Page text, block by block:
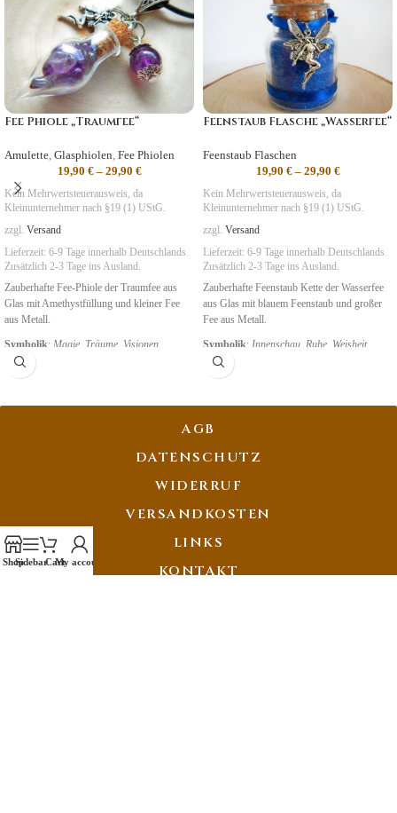
Fee Phiole „Traumfee“
Amulette, Glasphiolen, Fee Phiolen
19,90 €– 29,90 €
Kein Mehrwertsteuerausweis, da
Kleinunternehmer nach §19 (1) UStG.
zzgl. Versand
Lieferzeit: 6-9 Tage innerhalb Deutschlands.
Zusätzlich 2-3 Tage ins Ausland.
Zauberhafte Fee-Phiole der Traumfee aus
Glas mit Amethystfüllung und kleiner Fee
aus Metall.
Symbolik: Magie, Träume, Visionen
Feenstaub Flasche „Wasserfee“
Feenstaub Flaschen
19,90 €– 29,90 €
Kein Mehrwertsteuerausweis, da
Kleinunternehmer nach §19 (1) UStG.
zzgl. Versand
Lieferzeit: 6-9 Tage innerhalb Deutschlands.
Zusätzlich 2-3 Tage ins Ausland.
Zauberhafte Feenstaub Kette der Wasserfee
aus Glas mit blauem Feenstaub und großer
Fee aus Metall.
Symbolik: Innenschau Ruhe, Weisheit
AGB
DATENSCHUTZ
WIDERRUF
VERSANDKOSTEN
LINKS
KONTAKT
ShopSidebarCartMy account